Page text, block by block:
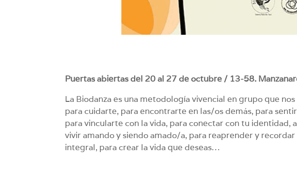
Puertas abiertas del 20 al 27 de octubre / 13-58.
La Biodanza es una metodología vivencial en grupo que
para cuidarte, para encontrarte en las/os demás, para
para vincularte con la vida, para conectar con tu identidad,
vivir amando y siendo amado/a, para reaprender y
integral, para crear la vida que deseas…